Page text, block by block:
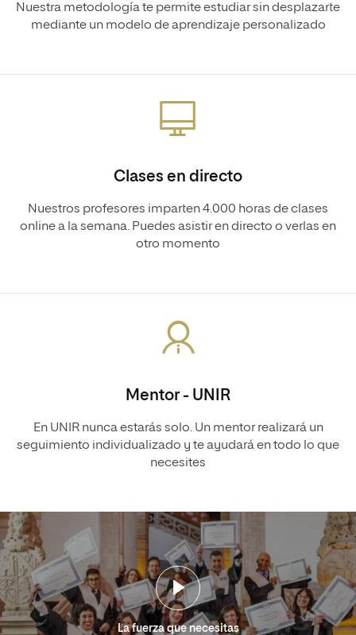
Nuestra metodología te permite estudiar sin desplazarte
mediante un modelo de aprendizaje personalizado
Clases en directo
Nuestros profesores imparten 4.000 horas de clases
online a la semana. Puedes asistir en directo o verlas en
otro momento
Mentor - UNIR
En UNIR nunca estarás solo. Un mentor realizará un
seguimiento individualizado y te ayudará en todo lo que
necesites
La fuerza que necesitas